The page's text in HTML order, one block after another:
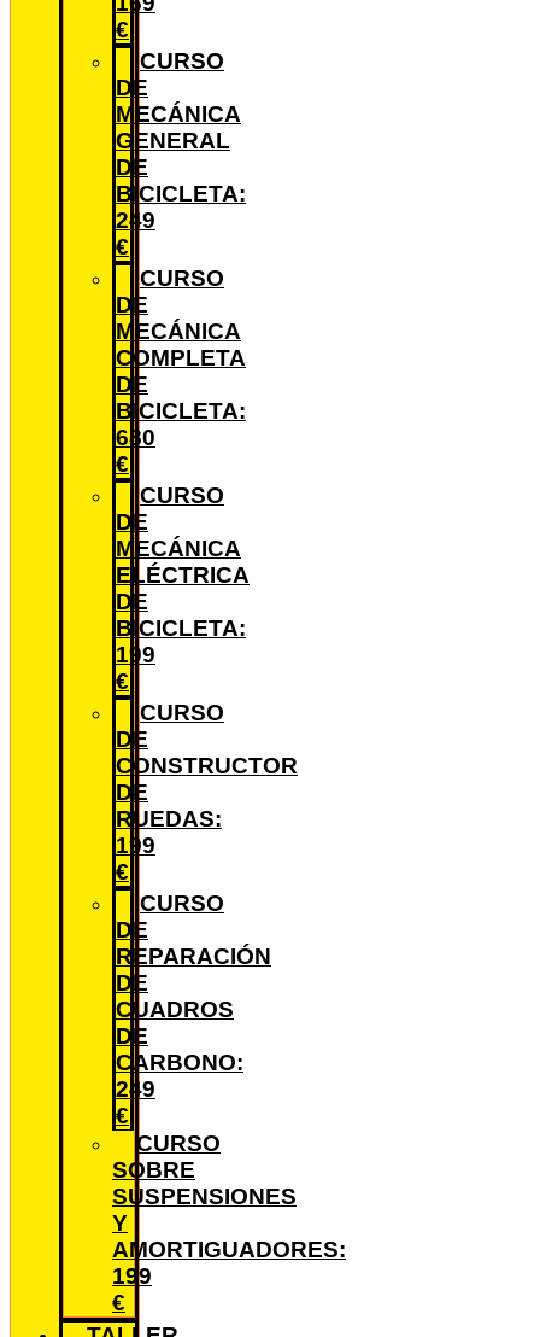
€
CURSO
DE
MECÁNICA
GENERAL
DE
BICICLETA:
249
€
CURSO
DE
MECÁNICA
COMPLETA
DE
BICICLETA:
680
€
CURSO
DE
MECÁNICA
ELÉCTRICA
DE
BICICLETA:
199
€
CURSO
DE
CONSTRUCTOR
DE
RUEDAS:
199
€
CURSO
DE
REPARACIÓN
DE
CUADROS
DE
CARBONO:
249
€
CURSO
SOBRE
SUSPENSIONES
Y
AMORTIGUADORES:
199
€